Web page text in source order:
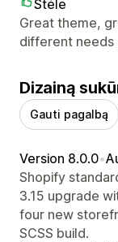
Stéle
Great theme,
different needs
Dizainą
Gauti pagalbą
Version 8.0.0•
Shopify
3.15 upgrade
four new
SCSS build.